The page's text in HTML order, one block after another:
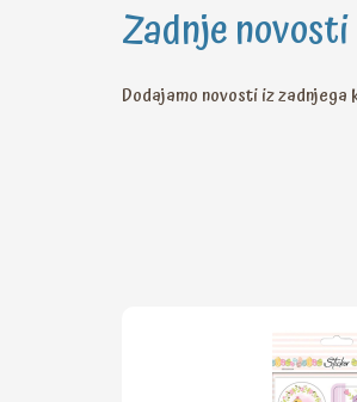
Zadnje novosti
Dodajamo novosti iz zadnjega